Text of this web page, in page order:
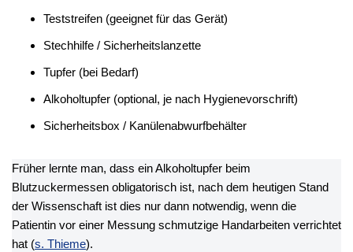
Teststreifen (geeignet für das Gerät)
Stechhilfe / Sicherheitslanzette
Tupfer (bei Bedarf)
Alkoholtupfer (optional, je nach Hygienevorschrift)
Sicherheitsbox / Kanülenabwurfbehälter
Früher lernte man, dass ein Alkoholtupfer beim
Blutzuckermessen obligatorisch ist, nach dem heutigen Stand
der Wissenschaft ist dies nur dann notwendig, wenn die
Patientin vor einer Messung schmutzige Handarbeiten verrichtet
hat (s. Thieme).